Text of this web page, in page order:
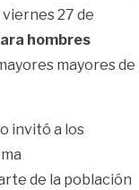
27 de
hombres
mayores de
invitó a los
de la población